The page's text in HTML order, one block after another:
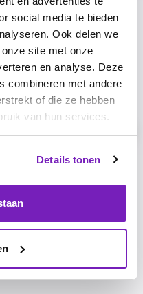
social media te bieden
Ook delen we
site met onze
en analyse. Deze
combineren met andere
of die ze hebben
van hun services.
Details tonen
HR Manager